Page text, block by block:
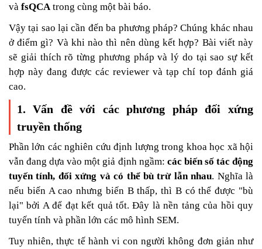
và fsQCAtrong cùng một bài báo.
Vậy tại sao lại cần đến ba phương pháp? Chúng khác nhau
ở điểm gì? Và khi nào thì nên dùng kết hợp? Bài viết này
sẽ giải thích rõ từng phương pháp và lý do tại sao sự kết
hợp này đang được các reviewer và tạp chí top đánh giá
cao.
1. Vấn đề với các phương pháp đối xứng
truyền thống
Phần lớn các nghiên cứu định lượng trong khoa học xã hội
vẫn đang dựa vào một giả định ngầm: các biến số tác động
tuyến tính, đối xứng và có thể bù trừ lẫn nhau. Nghĩa là
nếu biến A cao nhưng biến B thấp, thì B có thể được "bù
lại" bởi A để đạt kết quả tốt. Đây là nền tảng của hồi quy
tuyến tính và phần lớn các mô hình SEM.
Tuy nhiên, thực tế hành vi con người không đơn giản như